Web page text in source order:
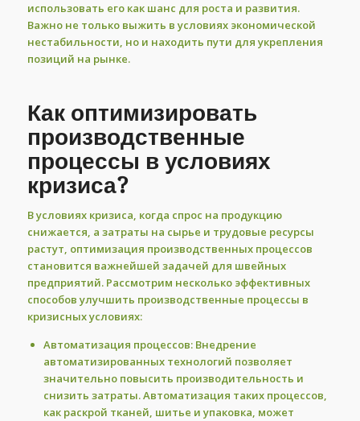
использовать его как шанс для роста и развития.
Важно не только выжить в условиях экономической
нестабильности, но и находить пути для укрепления
позиций на рынке.
Как оптимизировать
производственные
процессы в условиях
кризиса?
В условиях кризиса, когда спрос на продукцию
снижается, а затраты на сырье и трудовые ресурсы
растут, оптимизация производственных процессов
становится важнейшей задачей для швейных
предприятий. Рассмотрим несколько эффективных
способов улучшить производственные процессы в
кризисных условиях:
Автоматизация процессов:Внедрение
автоматизированных технологий позволяет
значительно повысить производительность и
снизить затраты. Автоматизация таких процессов,
как раскрой тканей, шитье и упаковка, может